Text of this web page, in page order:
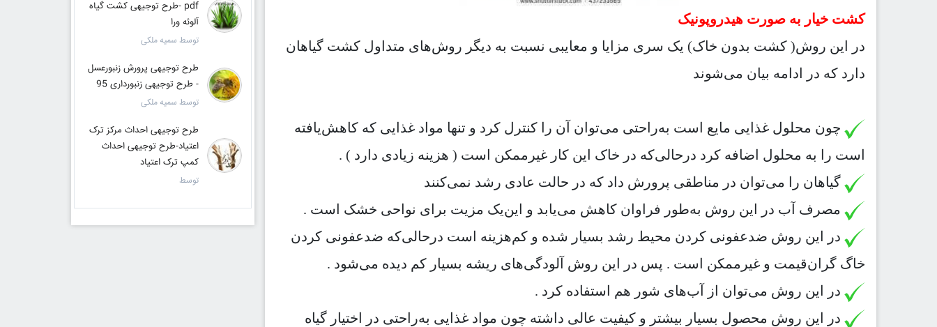
کشت خیار به صورت هیدروپونیک
در این روش( کشت بدون خاک) یک سری مزایا و معایبی نسبت به دیگر روش‌های متداول کشت گیاهان
دارد که در ادامه بیان می‌شوند
چون محلول غذایی مایع است به‌راحتی می‌توان آن را کنترل کرد و تنها مواد غذایی که کاهش‌یافته
است را به محلول اضافه کرد درحالی‌که در خاک این کار غیرممکن است ( هزینه زیادی دارد ) .
گیاهان را می‌توان در مناطقی پرورش داد که در حالت عادی رشد نمی‌کنند
مصرف آب در این روش به‌طور فراوان کاهش می‌یابد و این‌یک مزیت برای نواحی خشک است .
در این روش ضدعفونی کردن محیط رشد بسیار شده و کم‌هزینه است درحالی‌که ضدعفونی کردن
خاگ گران‌قیمت و غیرممکن است . پس در این روش آلودگی‌های ریشه بسیار کم دیده می‌شود .
در این روش می‌توان از آب‌های شور هم استفاده کرد .
در این روش محصول بسیار بیشتر و کیفیت عالی داشته چون مواد غذایی به‌راحتی در اختیار گیاه
pdf -طرح توجیهی کشت گیاه
آلوئه ورا
توسط سمیه ملکی
طرح توجیهی پرورش زنبورعسل
- طرح توجیهی زنبورداری 95
توسط سمیه ملکی
طرح توجیهی احداث مرکز ترک
اعتیاد-طرح توجیهی احداث
کمپ ترک اعتیاد
توسط